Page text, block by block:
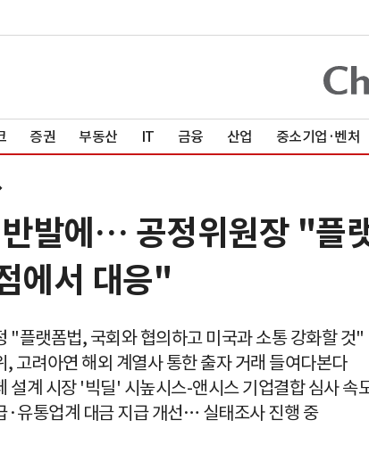
증권 부동산 IT 금융 산업 중소기업·벤처
발에… 공정위원장 "플
에서 대응"
"플랫폼법, 국회와 협의하고 미국과 소통 강화할 것"
, 고려아연 해외 계열사 통한 출자 거래 들여다본다
설계 시장 '빅딜' 시높시스-앤시스 기업결합 심사 속
·유통업계 대금 지급 개선… 실태조사 진행 중